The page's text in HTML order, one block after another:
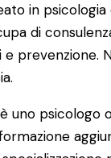
in
di
e prevenzione.
è uno psicologo